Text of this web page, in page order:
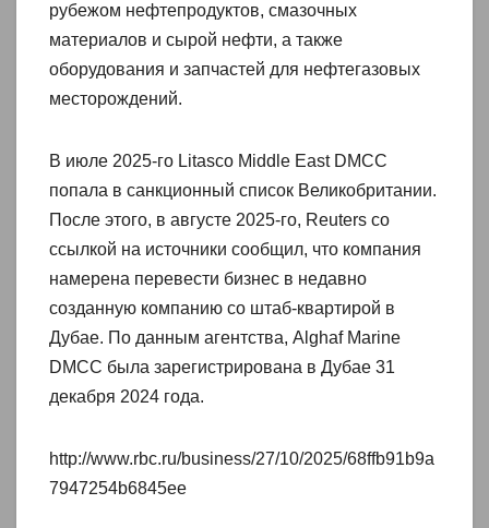
рубежом нефтепродуктов, смазочных
материалов и сырой нефти, а также
оборудования и запчастей для нефтегазовых
месторождений.
В июле 2025-го Litasco Middle East DMCC
попала в санкционный список Великобритании.
После этого, в августе 2025-го, Reuters со
ссылкой на источники сообщил, что компания
намерена перевести бизнес в недавно
созданную компанию со штаб-квартирой в
Дубае. По данным агентства, Alghaf Marine
DMCC была зарегистрирована в Дубае 31
декабря 2024 года.
http://www.rbc.ru/business/27/10/2025/68ffb91b9a
7947254b6845ee